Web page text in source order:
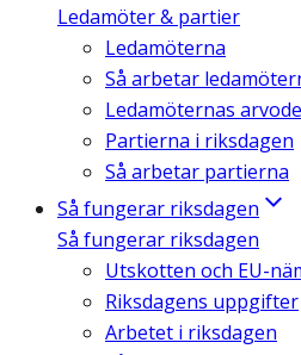
Ledamöter & partier
Ledamöterna
Så arbetar
Ledamöternas
Partierna i riksdagen
Så arbetar partierna
Så fungerar riksdagen
Så fungerar riksdagen
Utskotten och EU-
Riksdagens uppgifter
Arbetet i riksdagen